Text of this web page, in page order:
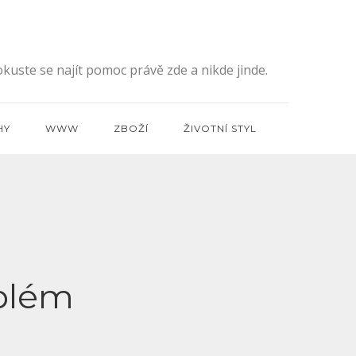
se najít pomoc právě zde a nikde jinde.
WWW ZBOŽÍ ŽIVOTNÍ STYL